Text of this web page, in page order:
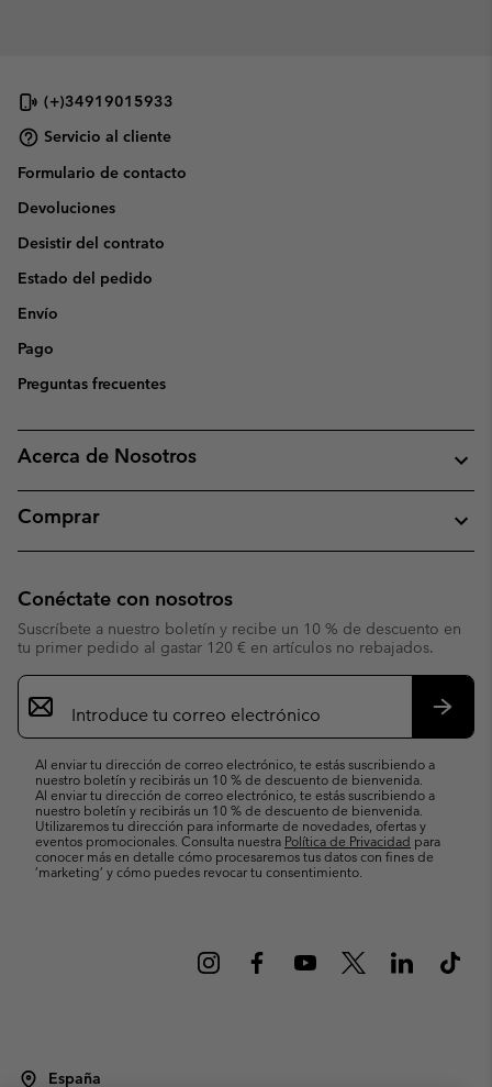
(+)34919015933
Servicio al cliente
Formulario de contacto
Devoluciones
Desistir del contrato
Estado del pedido
Envío
Pago
Preguntas frecuentes
Acerca de Nosotros
Comprar
Conéctate con nosotros
Suscríbete a nuestro boletín y recibe un 10 % de descuento en
tu primer pedido al gastar 120 € en artículos no rebajados.
Suscripción
de
correo
Al enviar tu dirección de correo electrónico, te estás suscribiendo a
nuestro boletín y recibirás un 10 % de descuento de bienvenida.
Al enviar tu dirección de correo electrónico, te estás suscribiendo a
nuestro boletín y recibirás un 10 % de descuento de bienvenida.
Utilizaremos tu dirección para informarte de novedades, ofertas y
eventos promocionales. Consulta nuestra Política de Privacidad para
conocer más en detalle cómo procesaremos tus datos con fines de
’marketing’ y cómo puedes revocar tu consentimiento.
España